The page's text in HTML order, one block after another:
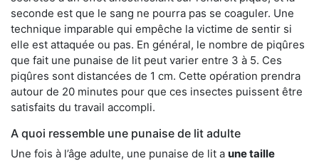
seconde est que le sang ne pourra pas se coaguler. Une
technique imparable qui empêche la victime de sentir si
elle est attaquée ou pas. En général, le nombre de piqûres
que fait une punaise de lit peut varier entre 3 à 5. Ces
piqûres sont distancées de 1 cm. Cette opération prendra
autour de 20 minutes pour que ces insectes puissent être
satisfaits du travail accompli.
A quoi ressemble une punaise de lit adulte
Une fois à l’âge adulte, une punaise de lit a une taille